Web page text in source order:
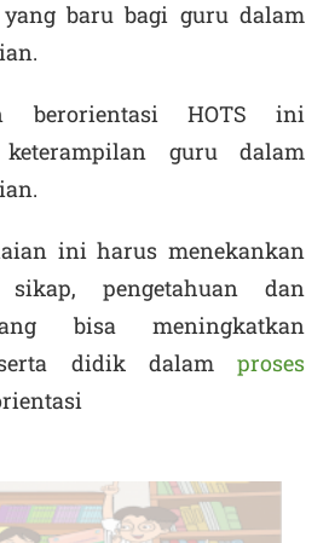
baru bagi guru dalam
berorientasi HOTS ini
keterampilan guru dalam
ini harus menekankan
pengetahuan dan
bisa meningkatkan
didik dalam proses